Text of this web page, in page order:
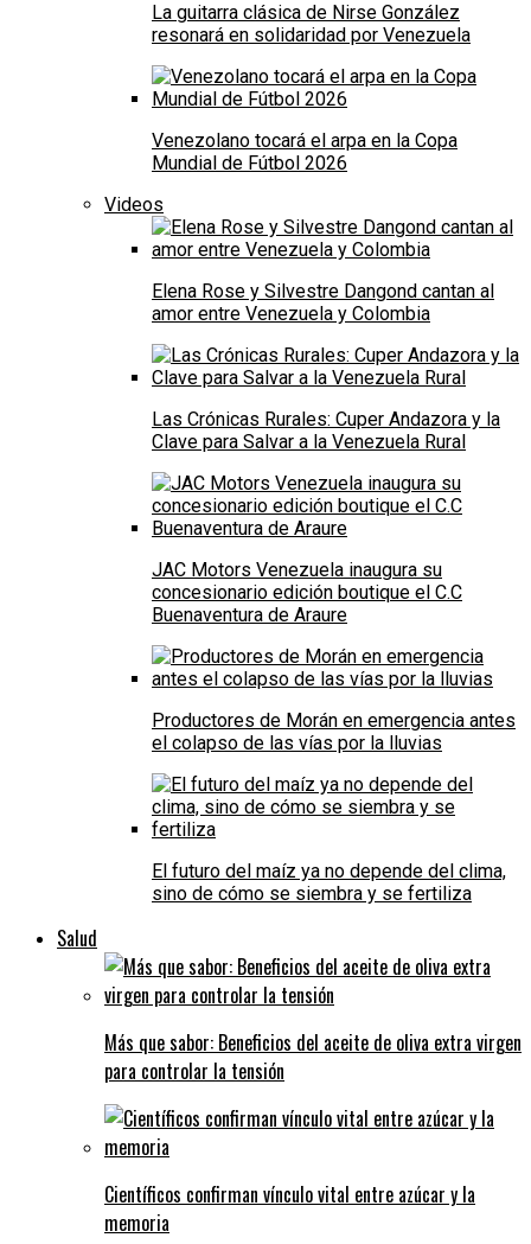
La guitarra clásica de Nirse González
resonará en solidaridad por Venezuela
Venezolano tocará el arpa en la Copa
Mundial de Fútbol 2026
Videos
Elena Rose y Silvestre Dangond cantan al
amor entre Venezuela y Colombia
Las Crónicas Rurales: Cuper Andazora y la
Clave para Salvar a la Venezuela Rural
JAC Motors Venezuela inaugura su
concesionario edición boutique el C.C
Buenaventura de Araure
Productores de Morán en emergencia antes
el colapso de las vías por la lluvias
El futuro del maíz ya no depende del clima,
sino de cómo se siembra y se fertiliza
Salud
Más que sabor: Beneficios del aceite de oliva extra virgen
para controlar la tensión
Científicos confirman vínculo vital entre azúcar y la
memoria